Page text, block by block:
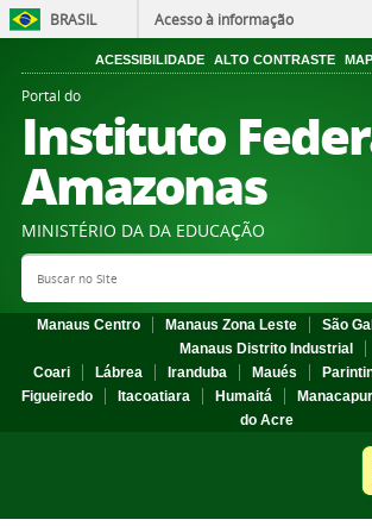
BRASIL Acesso à informação
ACESSIBILIDADE ALTO CONTRASTE
Portal do
Instituto
Amazonas
MINISTÉRIO DA DA EDUCAÇÃO
Search Site
Manaus Centro Manaus Zona Leste
São
Manaus Distrito Industrial
Coari
Lábrea Iranduba Maués
Figueiredo
Itacoatiara Humaitá
do Acre